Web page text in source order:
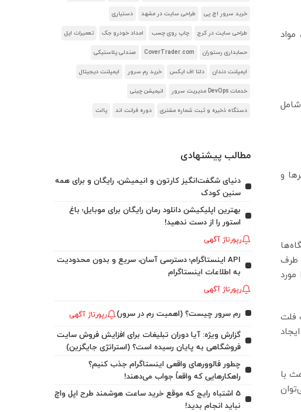
و
طرف
فلت
با
خرید سرور اچ پی طراحی سایت در مشهد دستیاری
طراحی سایت در کرج چاپ روی چسب امداد خودرو جک تعمیرات اپل
حسابداری رستوران CoverTrader.com صندلی پلاستیکی
ایمپلنت دندان دلتا اف ایکس خرید رم سرور ایمپلنت دیجیتال
خدمات DevOps مدیریت سرور انیمیشن چینی
دستگاه ذخیره و ثبت شماره مشتری دوره فرانت اند پالت
مطالب پیشنهادی
دنیای شگفت‌انگیز کارتون و انیمیشن، رایگان و برای همه
سنین کودک
بهترین اپلیکیشن دانلود رمان رایگان برای موبایل؛ باغ
استور را از دست ندهید!
رپورتاژ آگهی
API اینستاگرام؛ دسترسی آسان، سریع و بدون محدودیت
به اطلاعات اینستاگرام
رپورتاژ آگهی
رم سرور چیست؟ (اهمیت رم در سرور) رپورتاژ آگهی
گزارش ویژه: آیا دوران تبلیغات برای افزایش فروش سایت
فروشگاهی به پایان رسیده است؟ (استراتژی جایگزین)
چطور فالوورهای واقعی اینستاگرام جذب کنیم؟
راهکارهایی که واقعاً جواب می‌دهند!
5 اشتباه رایج که موقع خرید ساعت هوشمند طرح اپل واچ
نباید انجام بدید!